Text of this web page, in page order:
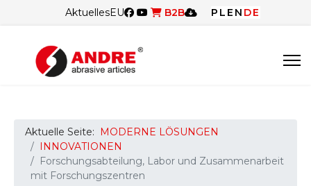
AktuellesEU B2B PL EN DE
Aktuelle Seite:
MODERNE LÖSUNGEN
INNOVATIONEN
Forschungsabteilung, Labor und Zusammenarbeit
mit Forschungszentren